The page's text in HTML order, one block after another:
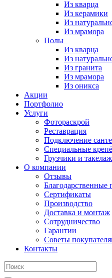
Из кварца
Из керамики
Из
Из мрамора
Полы
Из кварца
Из
Из гранита
Из мрамора
Из оникса
Акции
Портфолио
Услуги
Фотораскрой
Реставрация
Подключение
Специальные
Грузчики и
О компании
Отзывы
Благодарственные
Сертификаты
Производство
Доставка и монтаж
Сотрудничество
Гарантии
Советы
Контакты